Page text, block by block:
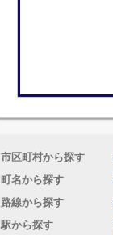
市区町村から探す
町名から探す
路線から探す
駅から探す